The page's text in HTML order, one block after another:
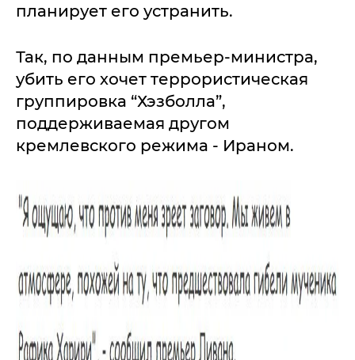
планирует его устранить.
Так, по данным премьер-министра,
убить его хочет террористическая
группировка “Хэзболла”,
поддерживаемая другом
кремлевского режима - Ираном.